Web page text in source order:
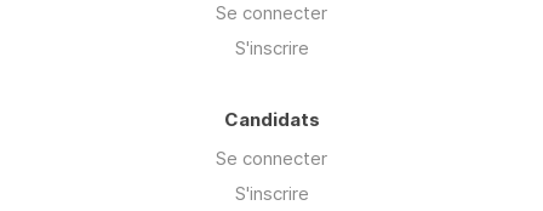
Se connecter
S'inscrire
Candidats
Se connecter
S'inscrire